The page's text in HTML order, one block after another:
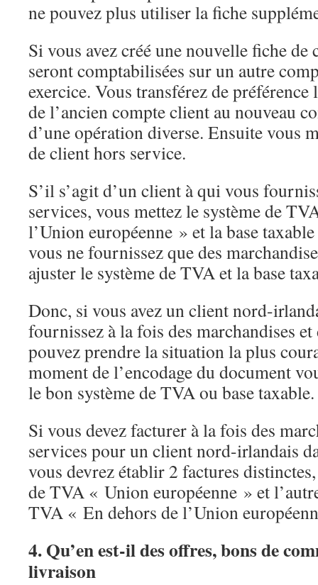
ne pouvez plus utiliser la fiche
Si vous avez créé une nouvelle fiche
seront comptabilisées sur un autre
exercice. Vous transférez de
de l’ancien compte client au nouveau
d’une opération diverse. Ensuite vous
de client hors service.
S’il s’agit d’un client à qui vous
services, vous mettez le système de
l’Union européenne » et la base
vous ne fournissez que des
ajuster le système de TVA et la base
Donc, si vous avez un client nord-
fournissez à la fois des marchandises
pouvez prendre la situation la plus
moment de l’encodage du document
le bon système de TVA ou base taxable.
Si vous devez facturer à la fois des
services pour un client nord-irlandais
vous devrez établir 2 factures
de TVA « Union européenne » et
TVA « En dehors de l’Union
4. Qu’en est-il des offres, bons de
livraison